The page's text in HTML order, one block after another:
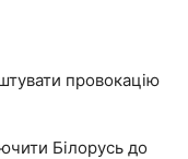
провокацію
Білорусь до